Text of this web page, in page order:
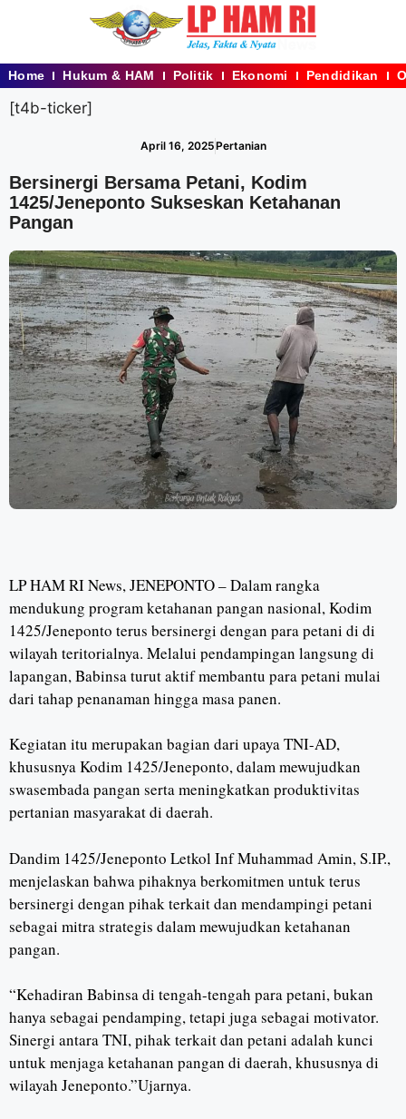
Home Hukum & HAM Politik Ekonomi Pendidikan
[t4b-ticker]
April 16, 2025Pertanian
Bersinergi Bersama Petani, Kodim
1425/Jeneponto Sukseskan Ketahanan
Pangan
LP HAM RI News, JENEPONTO – Dalam rangka
mendukung program ketahanan pangan nasional, Kodim
1425/Jeneponto terus bersinergi dengan para petani di di
wilayah teritorialnya. Melalui pendampingan langsung di
lapangan, Babinsa turut aktif membantu para petani mulai
dari tahap penanaman hingga masa panen.
Kegiatan itu merupakan bagian dari upaya TNI-AD,
khususnya Kodim 1425/Jeneponto, dalam mewujudkan
swasembada pangan serta meningkatkan produktivitas
pertanian masyarakat di daerah.
Dandim 1425/Jeneponto Letkol Inf Muhammad Amin, S.IP.,
menjelaskan bahwa pihaknya berkomitmen untuk terus
bersinergi dengan pihak terkait dan mendampingi petani
sebagai mitra strategis dalam mewujudkan ketahanan
pangan.
“Kehadiran Babinsa di tengah-tengah para petani, bukan
hanya sebagai pendamping, tetapi juga sebagai motivator.
Sinergi antara TNI, pihak terkait dan petani adalah kunci
untuk menjaga ketahanan pangan di daerah, khususnya di
wilayah Jeneponto.”Ujarnya.